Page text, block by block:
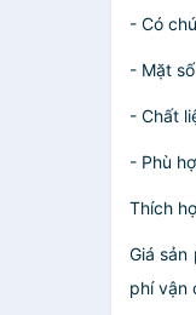
- Có
- Mặt
- Chất
- Phù
Thích
Giá
phí vận